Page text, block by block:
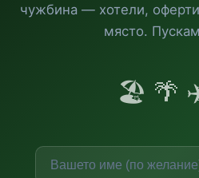
чужбина — хотели,
място.
🏖️ 🌴